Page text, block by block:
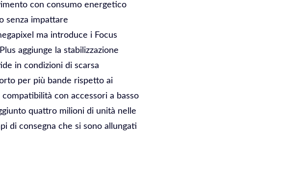
con consumo energetico
senza impattare
ma introduce i Focus
aggiunge la stabilizzazione
in condizioni di scarsa
per più bande rispetto ai
con accessori a basso
quattro milioni di unità nelle
di consegna che si sono allungati